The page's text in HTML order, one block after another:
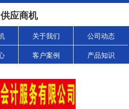
供应商机
关于我们 公司动态
客户案例 产品知识